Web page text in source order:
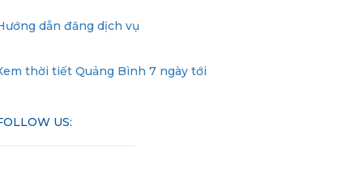
dẫn đăng dịch vụ
thời tiết Quảng Bình 7 ngày tới
US: